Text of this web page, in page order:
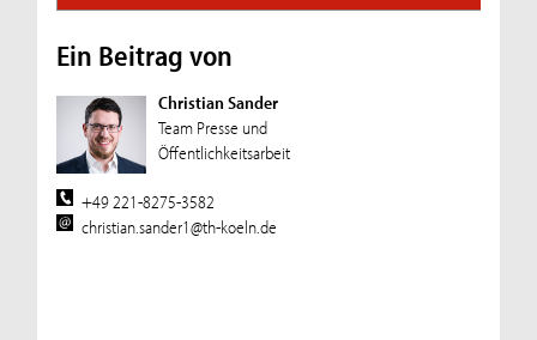
Ein Beitrag von
Christian Sander
Team Presse und
Öffentlichkeitsarbeit
+49 221-8275-3582
christian.sander1@th-koeln.de